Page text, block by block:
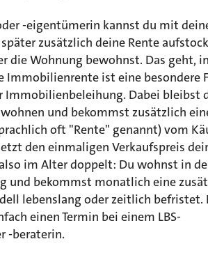
-eigentümerin kannst du mit
zusätzlich deine Rente
die Wohnung bewohnst. Das geht,
ist eine besondere
Immobilienbeleihung. Dabei bleibst
und bekommst zusätzlich
oft "Rente" genannt) vom
den einmaligen Verkaufspreis
im Alter doppelt: Du wohnst in
und bekommst monatlich eine
lebenslang oder zeitlich befristet.
einen Termin bei einem LBS-
-beraterin.